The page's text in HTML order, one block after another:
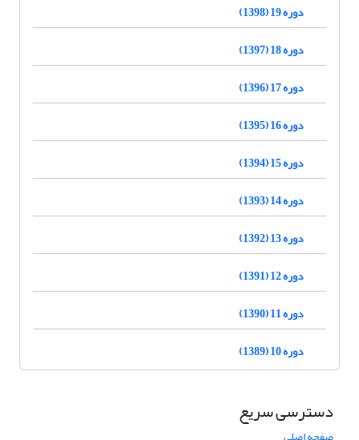
دوره 19 (1398)
دوره 18 (1397)
دوره 17 (1396)
دوره 16 (1395)
دوره 15 (1394)
دوره 14 (1393)
دوره 13 (1392)
دوره 12 (1391)
دوره 11 (1390)
دوره 10 (1389)
دسترسی سریع